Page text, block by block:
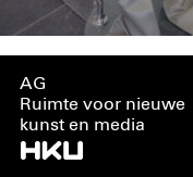
AG
Ruimte voor nieuwe
kunst en media